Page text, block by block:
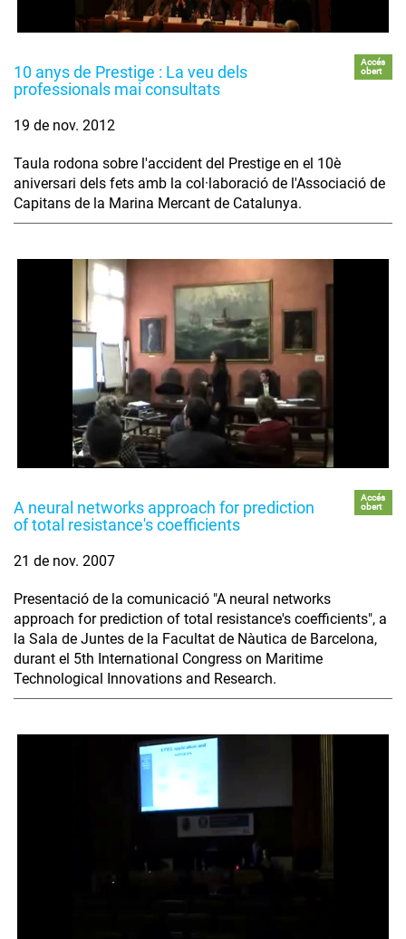
10 anys de Prestige : La veu dels
professionals mai consultats
Accés
obert
19 de nov. 2012
Taula rodona sobre l'accident del Prestige en el 10è
aniversari dels fets amb la col·laboració de l'Associació de
Capitans de la Marina Mercant de Catalunya.
A neural networks approach for prediction
of total resistance's coefficients
Accés
obert
21 de nov. 2007
Presentació de la comunicació "A neural networks
approach for prediction of total resistance's coefficients", a
la Sala de Juntes de la Facultat de Nàutica de Barcelona,
durant el 5th International Congress on Maritime
Technological Innovations and Research.